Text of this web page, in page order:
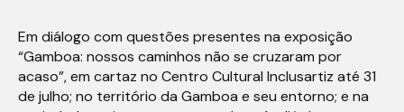
Em diálogo com questões presentes na exposição
“Gamboa: nossos caminhos não se cruzaram por
acaso”, em cartaz no Centro Cultural Inclusartiz até 31
de julho; no território da Gamboa e seu entorno; e na